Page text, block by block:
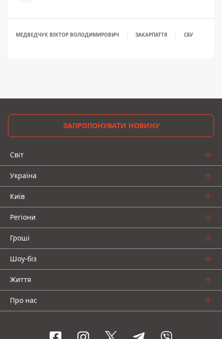
МЕДВЕДЧУК ВІКТОР ВОЛОДИМИРОВИЧ ЗАКАРПАТТЯ СБУ
ЗАПРОПОНУВАТИ НОВИНУ
Світ
Україна
Київ
Регіони
Гроші
Шоу-біз
Життя
Про нас